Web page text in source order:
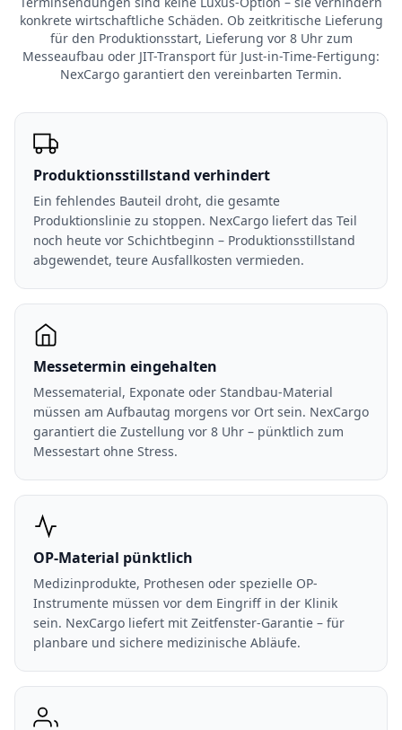
konkrete wirtschaftliche Schäden. Ob zeitkritische Lieferung
für den Produktionsstart, Lieferung vor 8 Uhr zum
Messeaufbau oder JIT-Transport für Just-in-Time-Fertigung:
NexCargo garantiert den vereinbarten Termin.
Produktionsstillstand verhindert
Ein fehlendes Bauteil droht, die gesamte
Produktionslinie zu stoppen. NexCargo liefert das Teil
noch heute vor Schichtbeginn – Produktionsstillstand
abgewendet, teure Ausfallkosten vermieden.
Messetermin eingehalten
Messematerial, Exponate oder Standbau-Material
müssen am Aufbautag morgens vor Ort sein. NexCargo
garantiert die Zustellung vor 8 Uhr – pünktlich zum
Messestart ohne Stress.
OP-Material pünktlich
Medizinprodukte, Prothesen oder spezielle OP-
Instrumente müssen vor dem Eingriff in der Klinik
sein. NexCargo liefert mit Zeitfenster-Garantie – für
planbare und sichere medizinische Abläufe.